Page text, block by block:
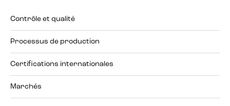
Contrôle et qualité
Processus de production
Certifications internationales
Marchés